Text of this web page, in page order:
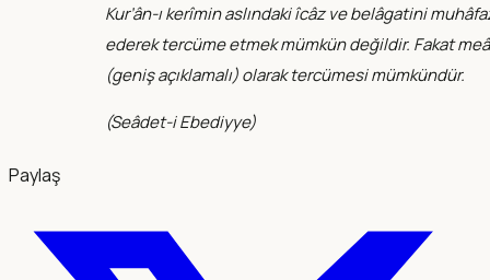
Kur’ân-ı kerîmin aslındaki îcâz ve belâgatini
ederek tercüme etmek mümkün değildir. Fakat
(geniş açıklamalı) olarak tercümesi mümkündür.
(Seâdet-i Ebediyye)
Paylaş